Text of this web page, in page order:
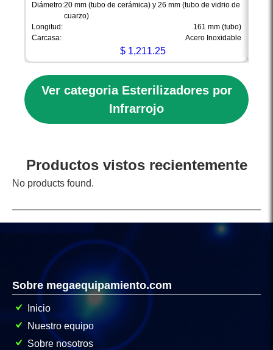
Diámetro:20 mm (tubo de cerámica) y 26 mm (tubo de vidrio de
cuarzo)
Longitud:
161 mm (tubo)
Carcasa:
Acero Inoxidable
$1,211.25
Ver categoria Esterilizadores por
Infrarrojo
Productos vistos recientemente
No products found.
Sobre megaequipamiento.com
Inicio
Nuestro equipo
Sobre nosotros